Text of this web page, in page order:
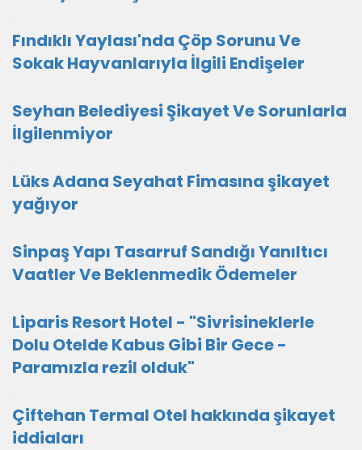
Fındıklı Yaylası'nda Çöp Sorunu Ve
Sokak Hayvanlarıyla İlgili Endişeler
Seyhan Belediyesi Şikayet Ve Sorunlarla
İlgilenmiyor
Lüks Adana Seyahat Fimasına şikayet
yağıyor
Sinpaş Yapı Tasarruf Sandığı Yanıltıcı
Vaatler Ve Beklenmedik Ödemeler
Liparis Resort Hotel - "Sivrisineklerle
Dolu Otelde Kabus Gibi Bir Gece -
Paramızla rezil olduk"
Çiftehan Termal Otel hakkında şikayet
iddiaları